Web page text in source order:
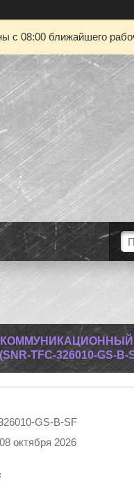
08:00 ближайшего
TFC-326010-GS-B-
GS-B-SF
октября 2026